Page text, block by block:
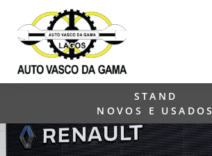
STAND
NOVOS E USADOS